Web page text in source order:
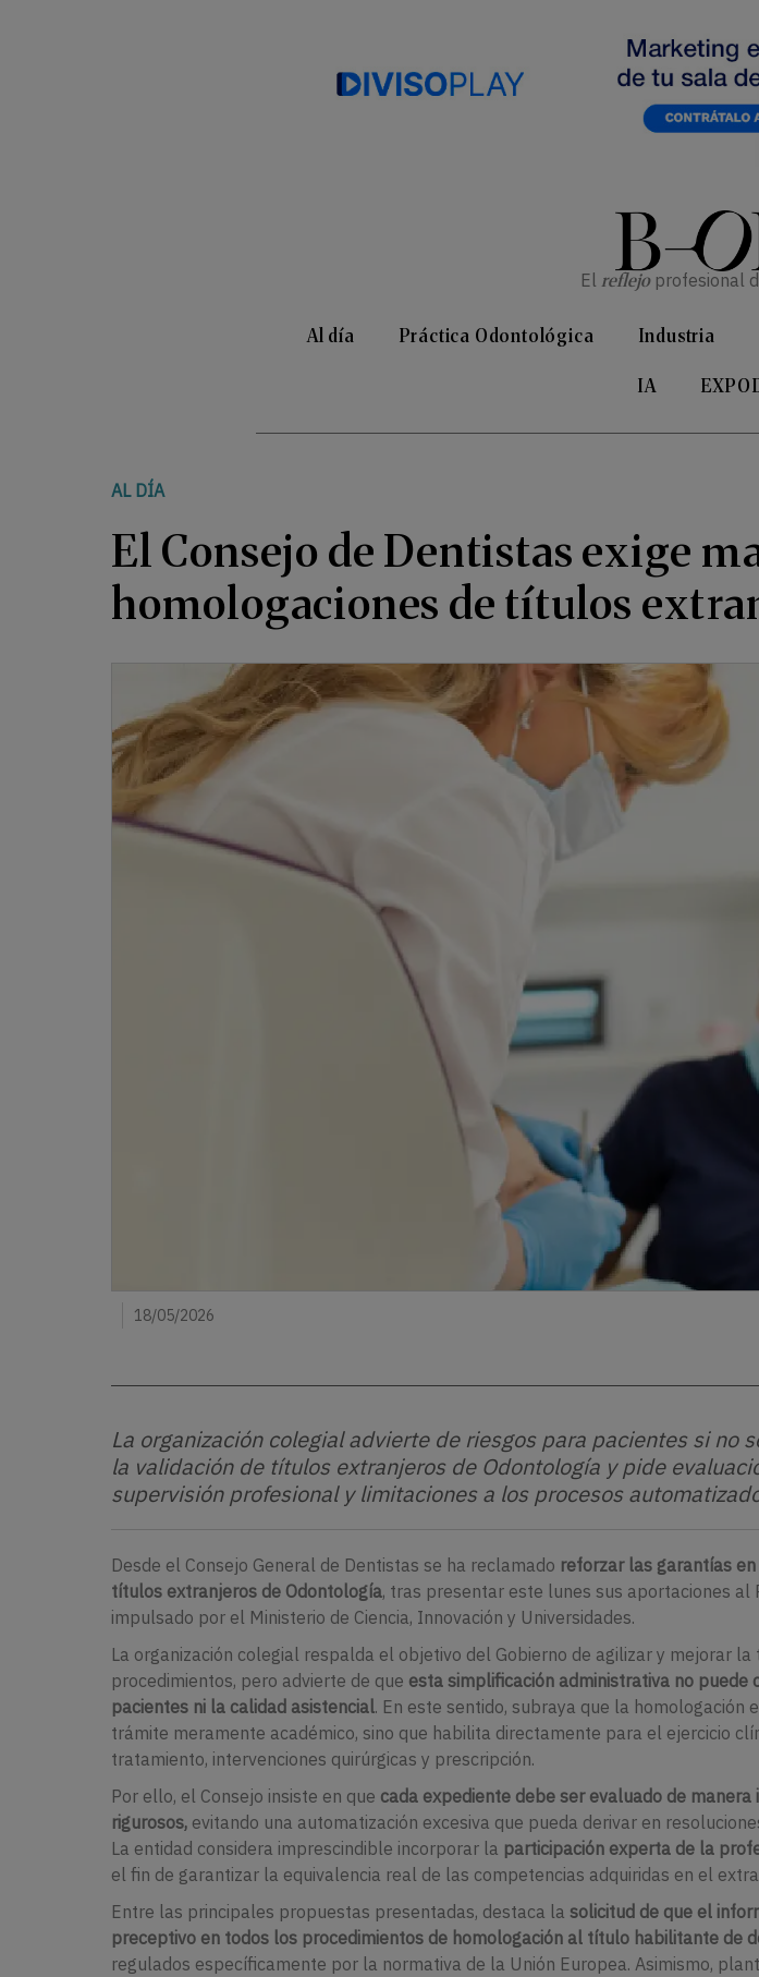
El reflejoprofesional
Al día Práctica Odontológica Industria
IA
AL DÍA
El Consejo de Dentistas exige
homologaciones de títulos
18/05/2026
La organización colegial advierte de riesgos para pacientes si no
la validación de títulos extranjeros de Odontología y pide
supervisión profesional y limitaciones a los procesos
Desde el Consejo General de Dentistas se ha reclamado reforzar las garantías
títulos extranjeros de Odontología, tras presentar este lunes sus aportaciones al
impulsado por el Ministerio de Ciencia, Innovación y Universidades.
La organización colegial respalda el objetivo del Gobierno de agilizar y mejorar
procedimientos, pero advierte de que esta simplificación administrativa no
pacientes ni la calidad asistencial. En este sentido, subraya que la homologación
trámite meramente académico, sino que habilita directamente para el ejercicio
tratamiento, intervenciones quirúrgicas y prescripción.
Por ello, el Consejo insiste en que cada expediente debe ser evaluado de manera
rigurosos, evitando una automatización excesiva que pueda derivar en
La entidad considera imprescindible incorporar la participación experta de la
el fin de garantizar la equivalencia real de las competencias adquiridas en el
Entre las principales propuestas presentadas, destaca la solicitud de que el
preceptivo en todos los procedimientos de homologación al título habilitante de
regulados específicamente por la normativa de la Unión Europea. Asimismo,